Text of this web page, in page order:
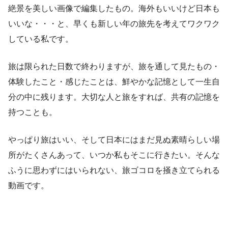
絶景を美しい画像で編集したもの。海外もいいけど日本も
いいな・・・と、早くも新しい年の旅先を考えてワクワク
している私です。
旅は限られた日数で終わりますが、旅を通して見たもの・
体験したこと・感じたことは、鮮やかな記憶として一生自
分の中に残ります。大切な人と旅をすれば、共有の記憶を
持つことも。
やっぱり旅はいい、そして日本にはまだ見ぬ素晴らしい場
所がたくさんあって、いつか私もそこに行きたい。そんな
ふうに思わずにはいられない、旅ゴコロを掻き立てられる
動画です。